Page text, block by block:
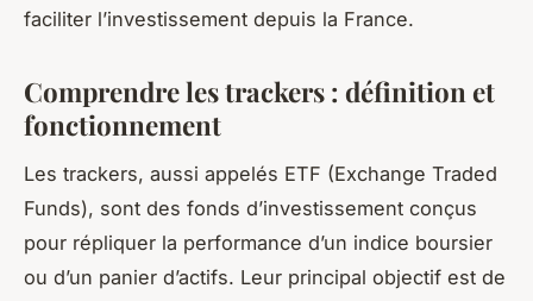
faciliter l’investissement depuis la France.
Comprendre les trackers : définition et
fonctionnement
Les trackers, aussi appelés ETF (Exchange Traded
Funds), sont des fonds d’investissement conçus
pour répliquer la performance d’un indice boursier
ou d’un panier d’actifs. Leur principal objectif est de